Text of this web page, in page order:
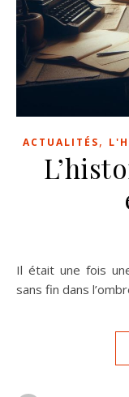
ACTUALITÉS,
Il était une fois une petite écrivaine, qui écrivait, écrivait
sans fin dans